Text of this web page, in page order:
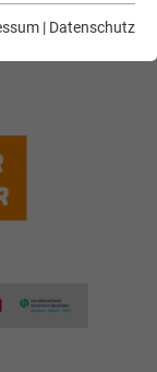
| Datenschutz